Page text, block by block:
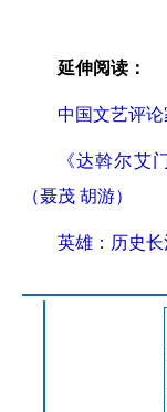
延伸阅读：
中国文艺评
《达斡尔艾
（聂茂 胡游）
英雄：历史长